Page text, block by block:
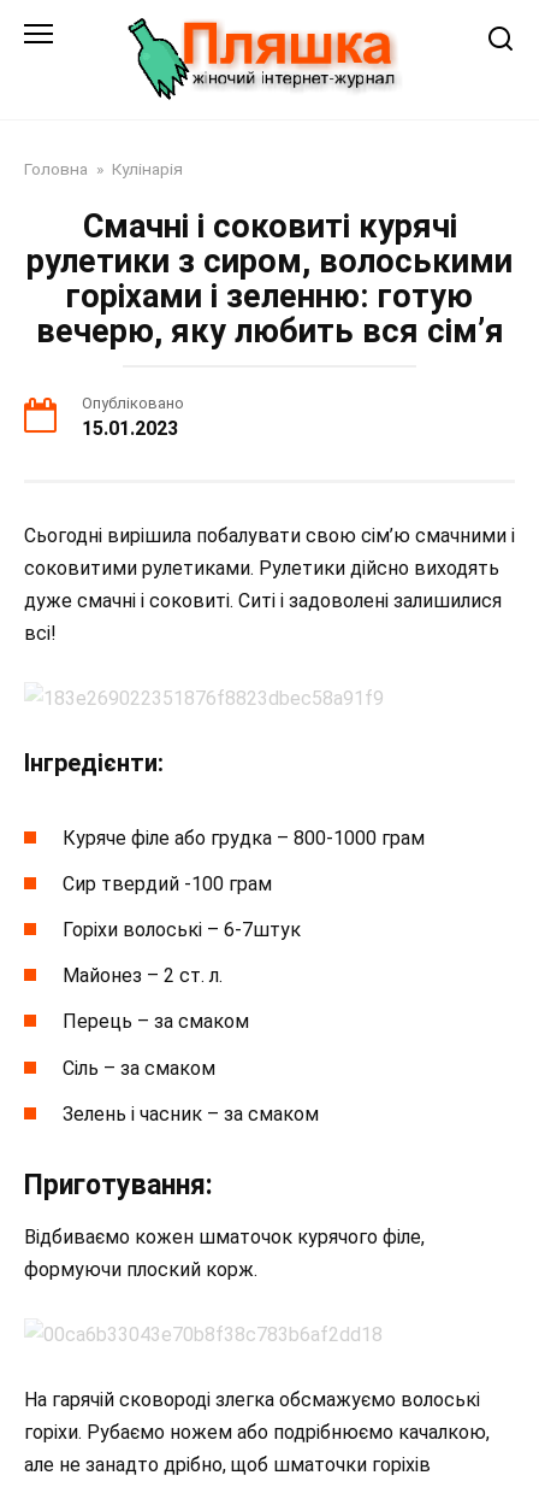
Головна » Кулінарія
Смачні і соковиті курячі
рулетики з сиром, волоськими
горіхами і зеленню: готую
вечерю, яку любить вся сім’я
Опубліковано
15.01.2023
Сьогодні вирішила побалувати свою сім’ю смачними і
соковитими рулетиками. Рулетики дійсно виходять
дуже смачні і соковиті. Ситі і задоволені залишилися
всі!
Інгредієнти:
Куряче філе або грудка – 800-1000 грам
Сир твердий -100 грам
Горіхи волоські – 6-7штук
Майонез – 2 ст. л.
Перець – за смаком
Сіль – за смаком
Зелень і часник – за смаком
Приготування:
Відбиваємо кожен шматочок курячого філе,
формуючи плоский корж.
На гарячій сковороді злегка обсмажуємо волоські
горіхи. Рубаємо ножем або подрібнюємо качалкою,
але не занадто дрібно, щоб шматочки горіхів